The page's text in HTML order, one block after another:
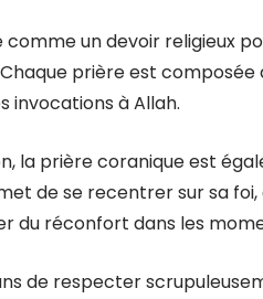
un devoir religieux
prière est
invocations à Allah.
la prière coranique est
de se recentrer sur sa
du réconfort dans les
de respecter